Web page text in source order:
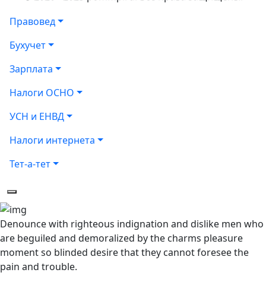
Правовед
Бухучет
Зарплата
Налоги ОСНО
УСН и ЕНВД
Налоги интернета
Тет-а-тет
Denounce with righteous indignation and dislike men who
are beguiled and demoralized by the charms pleasure
moment so blinded desire that they cannot foresee the
pain and trouble.